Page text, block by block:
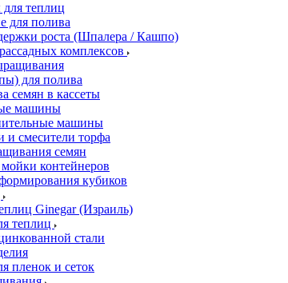
теплиц
для полива
роста (Шпалера / Кашпо)
комплексов
для полива
семян в кассеты
машины
машины
и смесители торфа
семян
контейнеров
кубиков
Ginegar (Израиль)
теплиц
стали
пленок и сеток